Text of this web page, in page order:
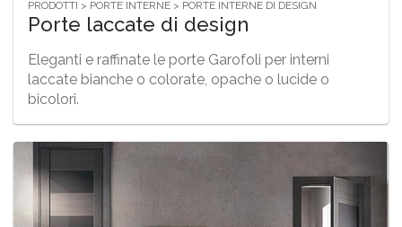
PRODOTTI > PORTE INTERNE > PORTE INTERNE DI DESIGN
Porte laccate di design
Eleganti e raffinate le porte Garofoli per interni
laccate bianche o colorate, opache o lucide o
bicolori.